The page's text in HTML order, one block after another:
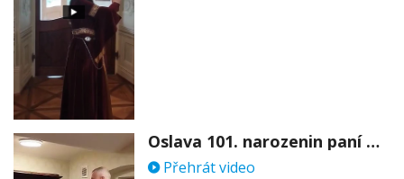
Oslava 101. narozenin paní Věry Skořepové
Přehrát video